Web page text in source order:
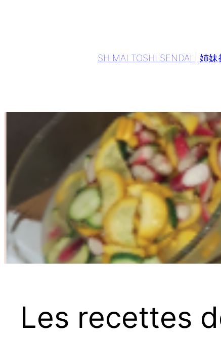
SHIMAI TOSHI SENDAI | 姉妹
Les recettes